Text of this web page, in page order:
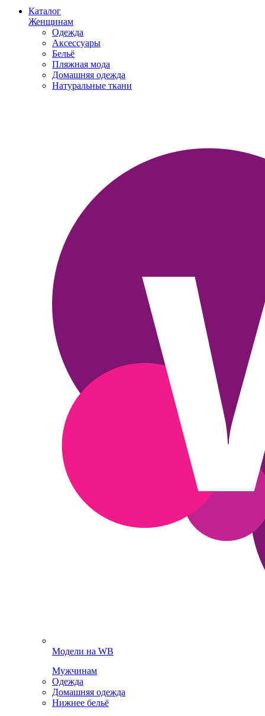
Каталог
Женщинам
Одежда
Аксессуары
Бельё
Пляжная мода
Домашняя одежда
Натуральные ткани
Модели на WB
Мужчинам
Одежда
Домашняя одежда
Нижнее бельё